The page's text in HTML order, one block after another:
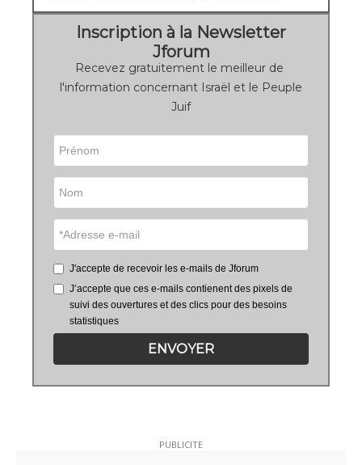
Inscription à la Newsletter
Jforum
Recevez gratuitement le meilleur de
l'information concernant Israël et le Peuple
Juif
J'accepte de recevoir les e-mails de Jforum
J’accepte que ces e-mails contienent des pixels de
suivi des ouvertures et des clics pour des besoins
statistiques
ENVOYER